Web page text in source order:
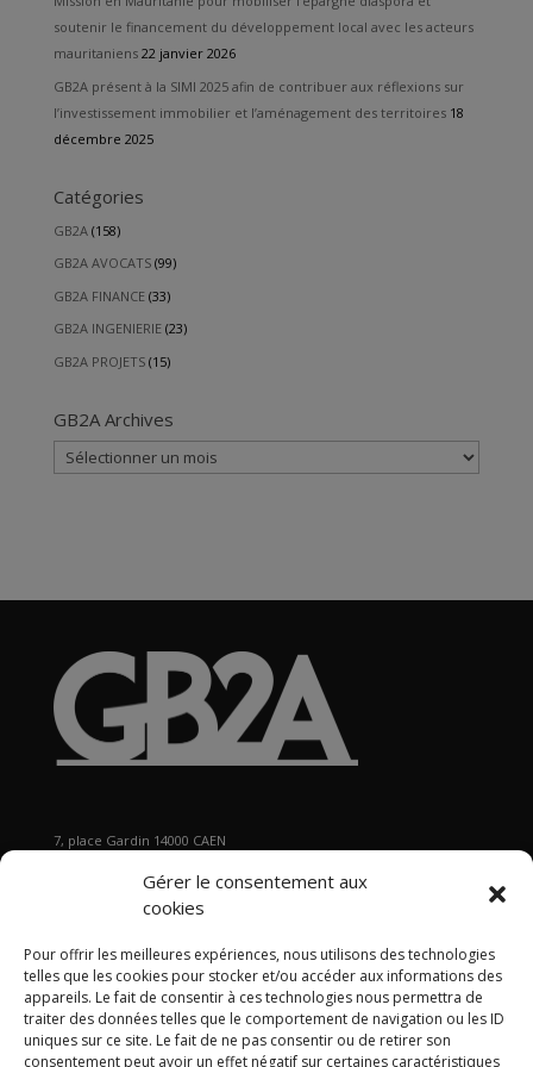
Gérer le consentement aux
cookies
Pour offrir les meilleures expériences, nous utilisons des technologies
telles que les cookies pour stocker et/ou accéder aux informations des
appareils. Le fait de consentir à ces technologies nous permettra de
traiter des données telles que le comportement de navigation ou les ID
uniques sur ce site. Le fait de ne pas consentir ou de retirer son
consentement peut avoir un effet négatif sur certaines caractéristiques
soutenir le financement du développement local avec les acteurs
mauritaniens 22 janvier 2026
GB2A présent à la SIMI 2025 afin de contribuer aux réflexions sur
l’investissement immobilier et l’aménagement des territoires 18
décembre 2025
Catégories
GB2A(158)
GB2A AVOCATS(99)
GB2A FINANCE(33)
GB2A INGENIERIE(23)
GB2A PROJETS(15)
GB2A Archives
GB2A
Archives
7, place Gardin 14000 CAEN
ecretariat@gb2a.fr
Nos bureaux
Caen • Paris • Marseille Lyon• Nancy • Lille •Bordeaux •
International